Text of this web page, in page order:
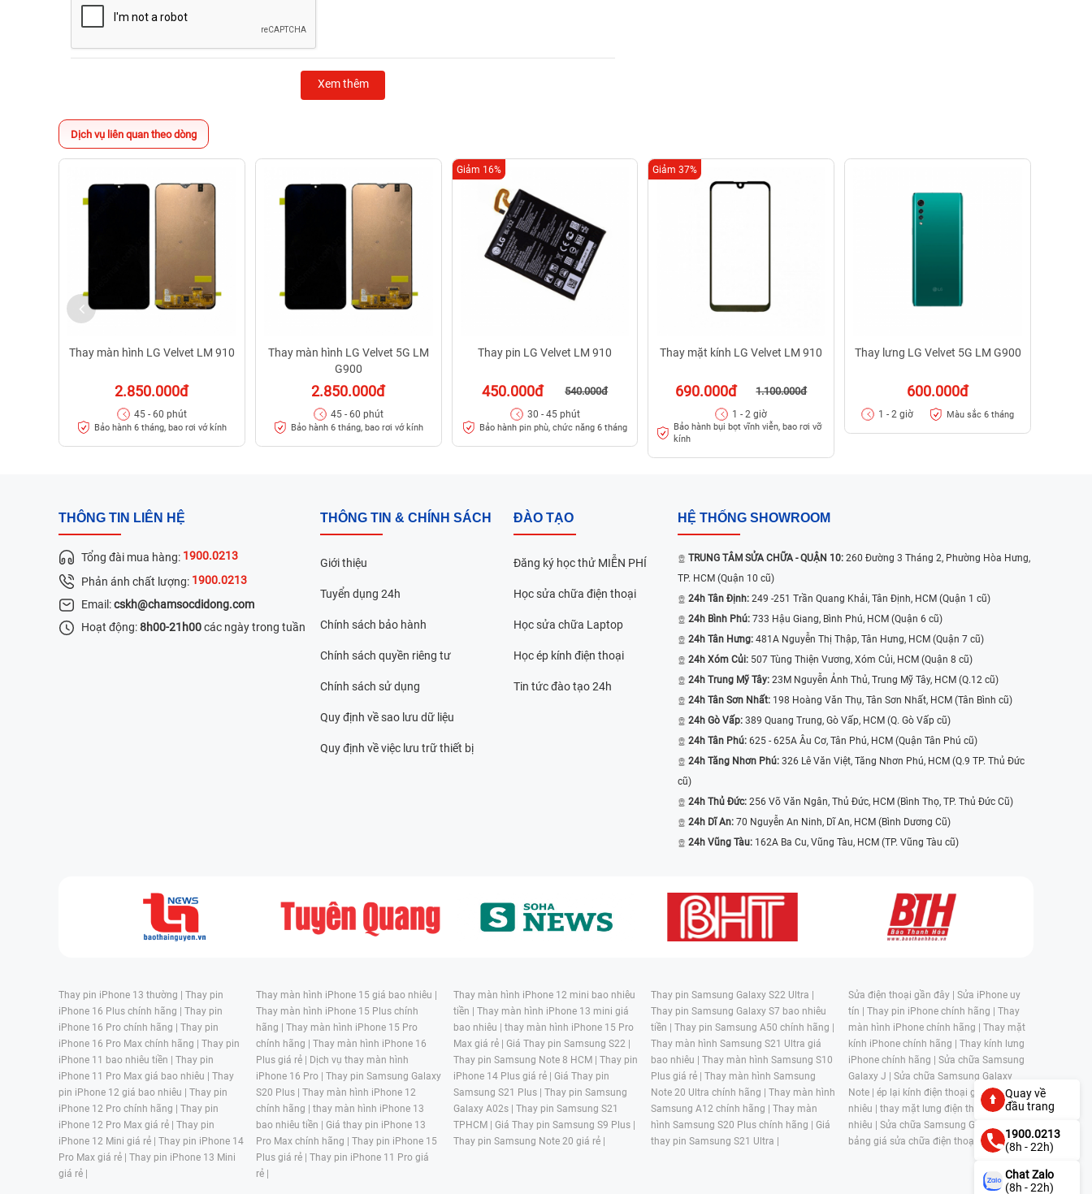
Xem thêm
Dịch vụ liên quan theo dòng
Thay màn hình LG Velvet LM 910
2.850.000đ
45 - 60 phút
Bảo hành 6 tháng, bao rơi vớ kính
Thay màn hình LG Velvet 5G LM
G900
2.850.000đ
45 - 60 phút
Bảo hành 6 tháng, bao rơi vớ kính
Thay pin LG Velvet LM 910
450.000đ 540.000đ
Giảm 16%
30 - 45 phút
Bảo hành pin phù, chức năng 6 tháng
Thay mặt kính LG Velvet LM 910
690.000đ 1.100.000đ
Giảm 37%
1 - 2 giờ
Bảo hành bụi bọt vĩnh viễn, bao rơi vỡ
kính
Thay lưng LG Velvet 5G LM G900
600.000đ
1 - 2 giờ Màu sắc 6 tháng
THÔNG TIN LIÊN HỆ
Tổng đài mua hàng: 1900.0213
Phản ánh chất lượng: 1900.0213
Email:cskh@chamsocdidong.com
Hoạt động:8h00-21h00các ngày trong tuần
THÔNG TIN & CHÍNH SÁCH
Giới thiệu
Tuyển dụng 24h
Chính sách bảo hành
Chính sách quyền riêng tư
Chính sách sử dụng
Quy định về sao lưu dữ liệu
Quy định về việc lưu trữ thiết bị
ĐÀO TẠO
Đăng ký học thử MIỄN PHÍ
Học sửa chữa điện thoại
Học sửa chữa Laptop
Học ép kính điện thoại
Tin tức đào tạo 24h
HỆ THỐNG SHOWROOM
TRUNG TÂM SỬA CHỮA - QUẬN 10: 260 Đường 3 Tháng 2, Phường Hòa Hưng,
TP. HCM (Quận 10 cũ)
24h Tân Định: 249 -251 Trần Quang Khải, Tân Định, HCM (Quận 1 cũ)
24h Bình Phú: 733 Hậu Giang, Bình Phú, HCM (Quận 6 cũ)
24h Tân Hưng: 481A Nguyễn Thị Thập, Tân Hưng, HCM (Quận 7 cũ)
24h Xóm Củi: 507 Tùng Thiện Vương, Xóm Củi, HCM (Quận 8 cũ)
24h Trung Mỹ Tây: 23M Nguyễn Ảnh Thủ, Trung Mỹ Tây, HCM (Q.12 cũ)
24h Tân Sơn Nhất: 198 Hoàng Văn Thụ, Tân Sơn Nhất, HCM (Tân Bình cũ)
24h Gò Vấp: 389 Quang Trung, Gò Vấp, HCM (Q. Gò Vấp cũ)
24h Tân Phú: 625 - 625A Âu Cơ, Tân Phú, HCM (Quận Tân Phú cũ)
24h Tăng Nhơn Phú: 326 Lê Văn Việt, Tăng Nhơn Phú, HCM (Q.9 TP. Thủ Đức
cũ)
24h Thủ Đức: 256 Võ Văn Ngân, Thủ Đức, HCM (Bình Thọ, TP. Thủ Đức Cũ)
24h Dĩ An: 70 Nguyễn An Ninh, Dĩ An, HCM (Bình Dương Cũ)
24h Vũng Tàu: 162A Ba Cu, Vũng Tàu, HCM (TP. Vũng Tàu cũ)
Thay pin iPhone 13 thường | Thay pin
iPhone 16 Plus chính hãng | Thay pin
iPhone 16 Pro chính hãng | Thay pin
iPhone 16 Pro Max chính hãng | Thay pin
iPhone 11 bao nhiêu tiền | Thay pin
iPhone 11 Pro Max giá bao nhiêu | Thay
pin iPhone 12 giá bao nhiêu | Thay pin
iPhone 12 Pro chính hãng | Thay pin
iPhone 12 Pro Max giá rẻ | Thay pin
iPhone 12 Mini giá rẻ | Thay pin iPhone 14
Pro Max giá rẻ | Thay pin iPhone 13 Mini
giá rẻ |
Thay màn hình iPhone 15 giá bao nhiêu |
Thay màn hình iPhone 15 Plus chính
hãng | Thay màn hình iPhone 15 Pro
chính hãng | Thay màn hình iPhone 16
Plus giá rẻ |
Dịch vụ thay màn hình
iPhone 16 Pro | Thay pin Samsung Galaxy
S20 Plus | Thay màn hình iPhone 12
chính hãng | thay màn hình iPhone 13
bao nhiêu tiền | Giá thay pin iPhone 13
Pro Max chính hãng | Thay pin iPhone 15
Plus giá rẻ | Thay pin iPhone 11 Pro giá
rẻ |
Thay màn hình iPhone 12 mini bao nhiêu
tiền | Thay màn hình iPhone 13 mini giá
bao nhiêu | thay màn hình iPhone 15 Pro
Max giá rẻ | Giá Thay pin Samsung S22 |
Thay pin Samsung Note 8 HCM | Thay pin
iPhone 14 Plus giá rẻ | Giá Thay pin
Samsung S21 Plus | Thay pin Samsung
Galaxy A02s | Thay pin Samsung S21
TPHCM | Giá Thay pin Samsung S9 Plus |
Thay pin Samsung Note 20 giá rẻ |
Thay pin Samsung Galaxy S22 Ultra |
Thay pin Samsung Galaxy S7 bao nhiêu
tiền | Thay pin Samsung A50 chính hãng |
Thay màn hình Samsung S21 Ultra giá
bao nhiêu | Thay màn hình Samsung S10
Plus giá rẻ | Thay màn hình Samsung
Note 20 Ultra chính hãng | Thay màn hình
Samsung A12 chính hãng | Thay màn
hình Samsung S20 Plus chính hãng | Giá
thay pin Samsung S21 Ultra |
Sửa điện thoại gần đây | Sửa iPhone uy
tín | Thay pin iPhone chính hãng | Thay
màn hình iPhone chính hãng | Thay mặt
kính iPhone chính hãng | Thay kính lưng
iPhone chính hãng | Sửa chữa Samsung
Galaxy J | Sửa chữa Samsung Galaxy
Note | ép lại kính điện thoại giá bao
nhiêu | thay mặt lưng điện thoại giá bao
nhiêu | Sửa chữa Samsung Galaxy S |
bảng giá sửa chữa điện thoại samsung |
Quay về
đầu trang
1900.0213
(8h - 22h)
Chat Zalo
(8h - 22h)